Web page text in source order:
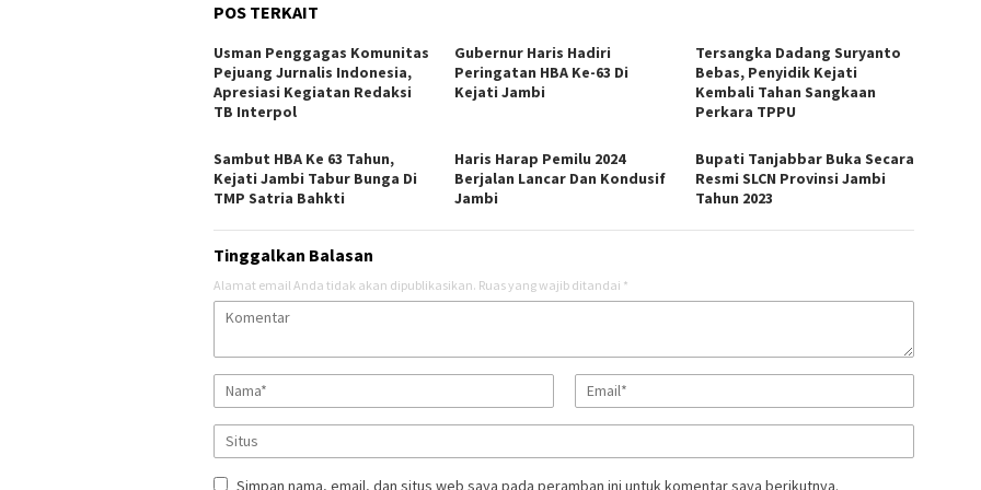
POS TERKAIT
Usman Penggagas Komunitas
Pejuang Jurnalis Indonesia,
Apresiasi Kegiatan Redaksi
TB Interpol
Gubernur Haris Hadiri
Peringatan HBA Ke-63 Di
Kejati Jambi
Tersangka Dadang Suryanto
Bebas, Penyidik Kejati
Kembali Tahan Sangkaan
Perkara TPPU
Sambut HBA Ke 63 Tahun,
Kejati Jambi Tabur Bunga Di
TMP Satria Bahkti
Haris Harap Pemilu 2024
Berjalan Lancar Dan Kondusif
Jambi
Bupati Tanjabbar Buka Secara
Resmi SLCN Provinsi Jambi
Tahun 2023
Tinggalkan Balasan
Alamat email Anda tidak akan dipublikasikan. Ruas yang wajib ditandai *
Simpan nama, email, dan situs web saya pada peramban ini untuk komentar saya berikutnya.